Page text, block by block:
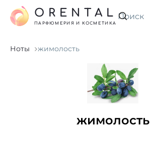
Искать
ORENTAL
ПАРФЮМЕРИЯ И КОСМЕТИКА
Ноты жимолость
жимолость